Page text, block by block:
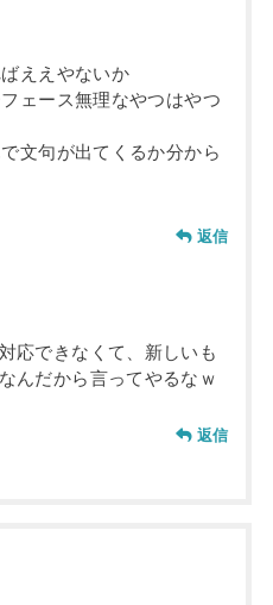
ええやないか
ェース無理なやつはやつ
文句が出てくるか分から
返信
応できなくて、新しいも
んだから言ってやるなｗ
返信